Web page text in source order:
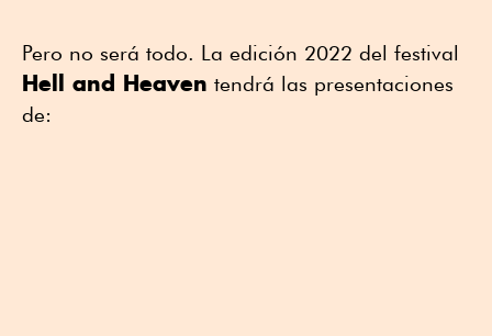
Pero no será todo. La edición 2022 del festival
Hell and Heaven tendrá las presentaciones
de: